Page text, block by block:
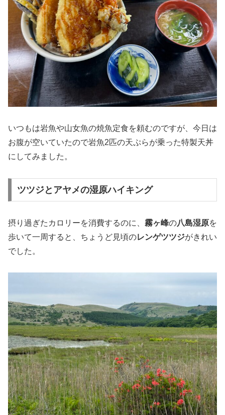
いつもは岩魚や山女魚の焼魚定食を頼むのですが、今日は
お腹が空いていたので岩魚2匹の天ぷらが乗った特製天丼
にしてみました。
ツツジとアヤメの湿原ハイキング
摂り過ぎたカロリーを消費するのに、 霧ヶ峰の八島湿原を
歩いて一周すると、ちょうど見頃のレンゲツツジがきれい
でした。